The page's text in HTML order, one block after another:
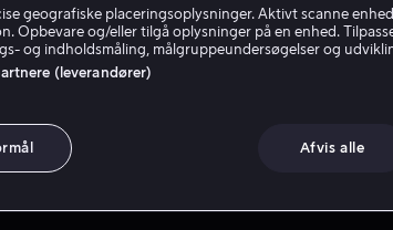
Mohamed
geografiske placeringsoplysninger. Aktivt scanne
Opbevare og/eller tilgå oplysninger på en enhed.
og indholdsmåling, målgruppeundersøgelser og
(leverandører)
Afvis alle